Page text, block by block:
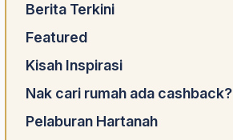
Berita Terkini
Featured
Kisah Inspirasi
Nak cari rumah ada cashback?
Pelaburan Hartanah